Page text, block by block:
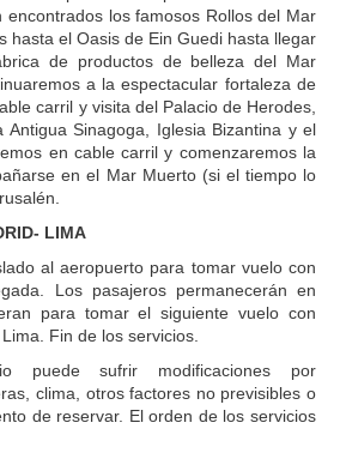
encontrados los famosos Rollos del Mar
hasta el Oasis de Ein Guedi hasta llegar
de productos de belleza del Mar
a la espectacular fortaleza de
carril y visita del Palacio de Herodes,
Antigua Sinagoga, Iglesia Bizantina y el
en cable carril y comenzaremos la
en el Mar Muerto (si el tiempo lo
LIMA
al aeropuerto para tomar vuelo con
Los pasajeros permanecerán en
para tomar el siguiente vuelo con
Fin de los servicios.
puede sufrir modificaciones por
clima, otros factores no previsibles o
de reservar. El orden de los servicios